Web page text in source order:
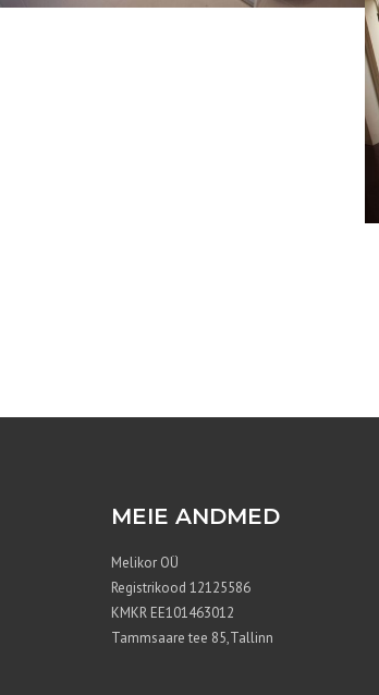
MEIE ANDMED
Melikor OÜ
Registrikood 12125586
KMKR EE101463012
Tammsaare tee 85,Tallinn